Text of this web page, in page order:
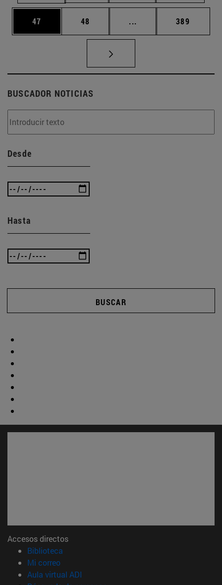
Página
47 Página
48 ... Páginas intermedias
Página
389
BUSCADOR NOTICIAS
Desde
Hasta
BUSCAR
Accesos directos
Biblioteca
Mi correo(abre en nueva ventana)
Aula virtual ADI